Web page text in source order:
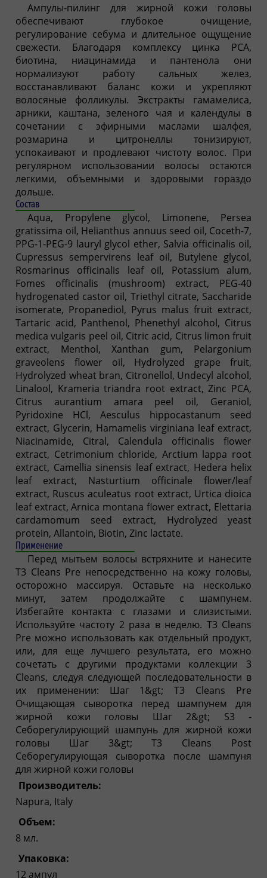
Ампулы-пилинг для жирной кожи головы
обеспечивают глубокое очищение,
регулирование себума и длительное ощущение
свежести. Благодаря комплексу цинка PCA,
биотина, ниацинамида и пантенола они
нормализуют работу сальных желез,
восстанавливают баланс кожи и укрепляют
волосяные фолликулы. Экстракты гамамелиса,
арники, каштана, зеленого чая и календулы в
сочетании с эфирными маслами шалфея,
розмарина и цитронеллы тонизируют,
успокаивают и продлевают чистоту волос. При
регулярном использовании волосы остаются
легкими, объемными и здоровыми гораздо
дольше.
Состав
Aqua, Propylene glycol, Limonene, Persea
gratissima oil, Helianthus annuus seed oil, Coceth-7,
PPG-1-PEG-9 lauryl glycol ether, Salvia officinalis oil,
Cupressus sempervirens leaf oil, Butylene glycol,
Rosmarinus officinalis leaf oil, Potassium alum,
Fomes officinalis (mushroom) extract, PEG-40
hydrogenated castor oil, Triethyl citrate, Saccharide
isomerate, Propanediol, Pyrus malus fruit extract,
Tartaric acid, Panthenol, Phenethyl alcohol, Citrus
medica vulgaris peel oil, Citric acid, Citrus limon fruit
extract, Menthol, Xanthan gum, Pelargonium
graveolens flower oil, Hydrolyzed grape fruit,
Hydrolyzed wheat bran, Citronellol, Undecyl alcohol,
Linalool, Krameria triandra root extract, Zinc PCA,
Citrus aurantium amara peel oil, Geraniol,
Pyridoxine HCl, Aesculus hippocastanum seed
extract, Glycerin, Hamamelis virginiana leaf extract,
Niacinamide, Citral, Calendula officinalis flower
extract, Cetrimonium chloride, Arctium lappa root
extract, Camellia sinensis leaf extract, Hedera helix
leaf extract, Nasturtium officinale flower/leaf
extract, Ruscus aculeatus root extract, Urtica dioica
leaf extract, Arnica montana flower extract, Elettaria
cardamomum seed extract, Hydrolyzed yeast
protein, Allantoin, Biotin, Zinc lactate.
Применение
Перед мытьем волосы встряхните и нанесите
T3 Cleans Pre непосредственно на кожу головы,
осторожно массируя. Оставьте на несколько
минут, затем продолжайте с шампунем.
Избегайте контакта с глазами и слизистыми.
Используйте частоту 2 раза в неделю. T3 Cleans
Pre можно использовать как отдельный продукт,
или, для еще лучшего результата, его можно
сочетать с другими продуктами коллекции 3
Cleans, следуя следующей последовательности в
их применении: Шаг 1&gt; T3 Сleans Pre
Очищающая сыворотка перед шампунем для
жирной кожи головы Шаг 2&gt; S3 -
Себорегулирующий шампунь для жирной кожи
головы Шаг 3&gt; T3 Сleans Post
Себорегулирующая сыворотка после шампуня
для жирной кожи головы
Производитель:
Napura, Italy
Объем:
8 мл.
Упаковка:
12 ампул